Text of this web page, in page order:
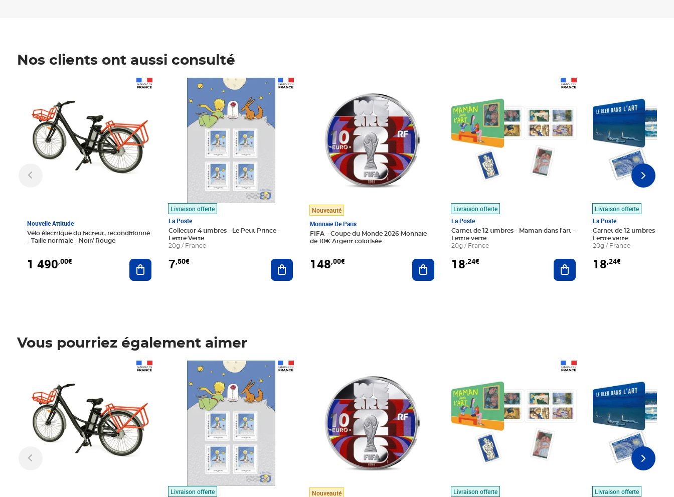
Nos clients ont aussi consulté
Nouvelle Attitude
Vélo électrique du facteur, reconditionné
- Taille normale - Noir/ Rouge
1 490,00€ Ajouter au panier
Livraison offerte
La Poste
Collector 4 timbres - Le Petit Prince -
Lettre Verte
20g / France
7,50€
Prix 7,50€
Ajouter au panier
Nouveauté
Monnaie De Paris
FIFA – Coupe du Monde 2026 Monnaie
de 10€ Argent colorisée
148,00€ Ajouter au panier
Livraison offerte
La Poste
Carnet de 12 timbres - Maman dans l'art -
Lettre verte
20g / France
18,24€ Ajouter au panier
Livraison offerte
La Poste
Carnet de 12 timbres - Le
Lettre verte
20g / France
18,24€
Vous pourriez également aimer
Livraison offerte
Prix 7,50€
Nouveauté
Livraison offerte
Livraison offerte